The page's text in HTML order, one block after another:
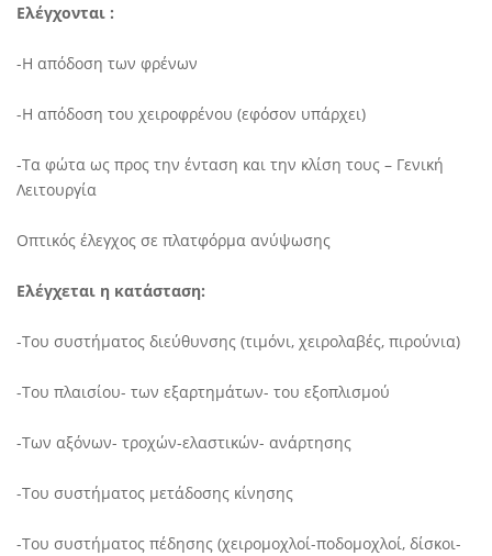
Ελέγχονται :
-Η απόδοση των φρένων
-Η απόδοση του χειροφρένου (εφόσον υπάρχει)
-Τα φώτα ως προς την ένταση και την κλίση τους – Γενική
Λειτουργία
Οπτικός έλεγχος σε πλατφόρμα ανύψωσης
Ελέγχεται η κατάσταση:
-Του συστήματος διεύθυνσης (τιμόνι, χειρολαβές, πιρούνια)
-Του πλαισίου- των εξαρτημάτων- του εξοπλισμού
-Των αξόνων- τροχών-ελαστικών- ανάρτησης
-Του συστήματος μετάδοσης κίνησης
-Του συστήματος πέδησης (χειρομοχλοί-ποδομοχλοί, δίσκοι-